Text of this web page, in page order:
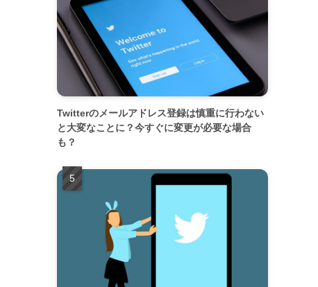
Twitterのメールアドレス登録は慎重に行わない
と大変なことに？今すぐに変更が必要な場合
も？